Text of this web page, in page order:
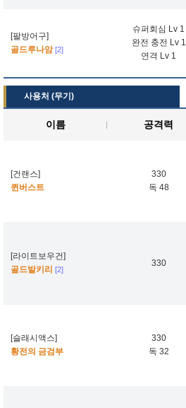
[팔방어구]
골드루나암 [2]
슈퍼회심 Lv 1
완전 충전 Lv 1
연격 Lv 1
사용처 (무기)
이름 공격력
[건랜스]
퀸버스트
330
독 48
[라이트보우건]
골드발키리 [2]
330
[슬래시액스]
황전의 금검부
330
독 32